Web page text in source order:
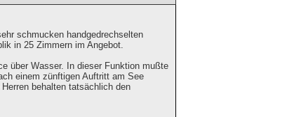
schmucken handgedrechselten
in 25 Zimmern im Angebot.
über Wasser. In dieser Funktion mußte
einem zünftigen Auftritt am See
behalten tatsächlich den